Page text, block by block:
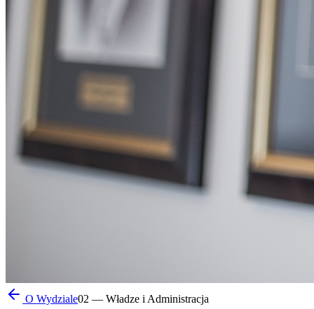
O Wydziale02 — Władze i Administracja